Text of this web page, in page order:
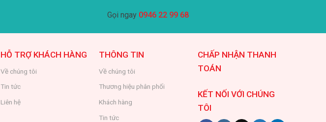
Gọi ngay 0946 22 99 68
HỖ TRỢ KHÁCH HÀNG
Về chúng tôi
Tin tức
Liên hệ
THÔNG TIN
Về chúng tôi
Thương hiệu phân phối
Khách hàng
Tin tức
CHẤP NHẬN THANH
TOÁN
KẾT NỐI VỚI CHÚNG
TÔI